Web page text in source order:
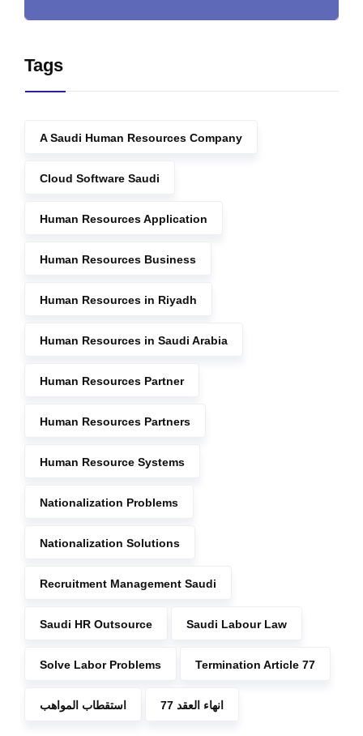
Tags
A Saudi Human Resources Company
Cloud Software Saudi
Human Resources Application
Human Resources Business
Human Resources in Riyadh
Human Resources in Saudi Arabia
Human Resources Partner
Human Resources Partners
Human Resource Systems
Nationalization Problems
Nationalization Solutions
Recruitment Management Saudi
Saudi HR Outsource Saudi Labour Law
Solve Labor Problems Termination Article 77
استقطاب المواهب انهاء العقد 77